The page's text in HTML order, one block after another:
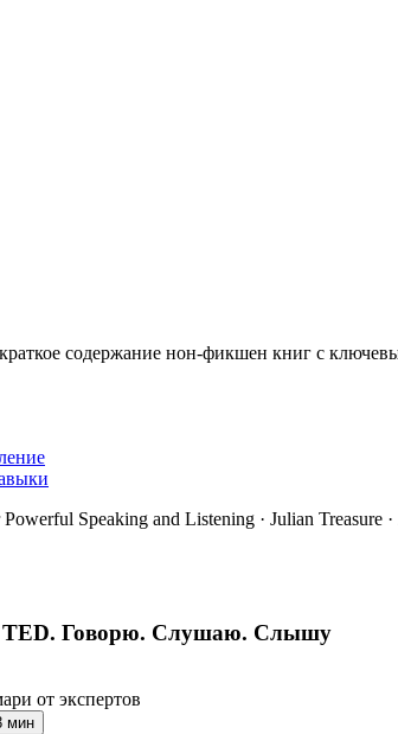
содержание нон-фикшен книг с
Speaking and Listening · Julian Treasure ·
TED. Говорю. Слушаю. Слышу
от экспертов
мин